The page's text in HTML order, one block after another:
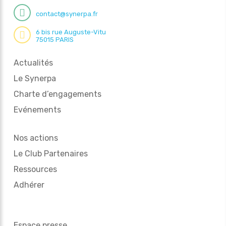
contact@synerpa.fr
6 bis rue Auguste-Vitu
75015 PARIS
Actualités
Le Synerpa
Charte d’engagements
Evénements
Nos actions
Le Club Partenaires
Ressources
Adhérer